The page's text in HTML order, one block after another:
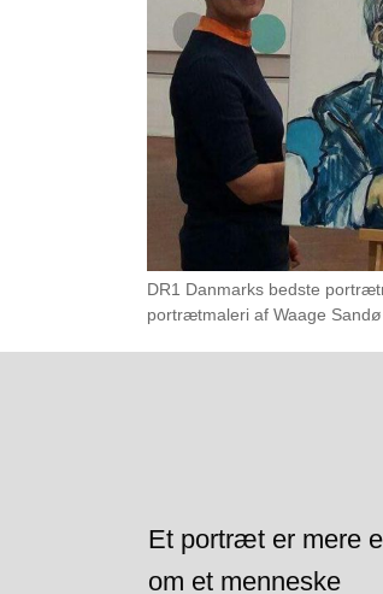
DR1 Danmarks bedste
portrætmaleri af Waage Sandø
Et portræt er mere
om et menneske